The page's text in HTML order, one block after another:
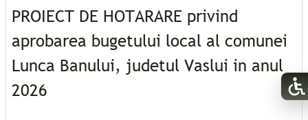
PROIECT DE HOTARARE privind
aprobarea bugetului local al comunei
Lunca Banului, judetul Vaslui in anul
2026